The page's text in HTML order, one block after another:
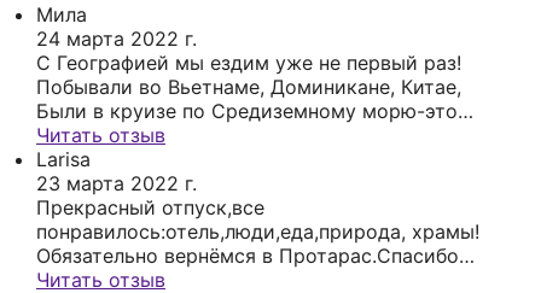
ребятами,особенно Олесей и Сашей.Огромное
им спасибо.Всем рекомендую,не пожалеете.
рассказали. Я решила что куда еще идти нет
смысла , так как здесь специалисты по туризму
меня полностью устроили) В итоге отдых
прошел отлично) Уже планируем с Александром
(менеджер Географии) мой отпуск на
следующий год.
Мила
24 марта 2022 г.
С Географией мы ездим уже не первый раз!
Побывали во Вьетнаме, Доминикане, Китае,
Были в круизе по Средиземному морю-это
Португалия, Италия, Франция, Испания) и по
России тоже помогали найти апартаменты ! Все
самые приятные моменты связаны с
путешествиями, а значит и с Географией)
Хочется от всей души поблагодарить Ольгу за ее
чуткость, профессионализм, и очень большое
терпение🤗 Так как я клиент с повышенным
Читать отзыв
Larisa
23 марта 2022 г.
Прекрасный отпуск,все
понравилось:отель,люди,еда,природа, храмы!
Обязательно вернёмся в Протарас.Спасибо
Ольге за помощь и организацию нашей поездки
Читать отзыв